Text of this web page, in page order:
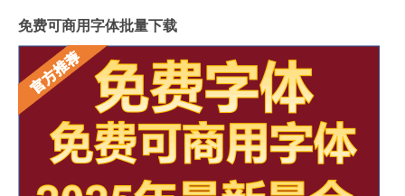
免费可商用字体批量下载